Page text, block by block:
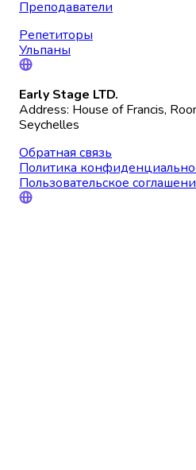
Преподаватели
Репетиторы
Ульпаны
Early Stage LTD.
Address: House of Francis,
Seychelles
Обратная связь
Политика
Пользовательское